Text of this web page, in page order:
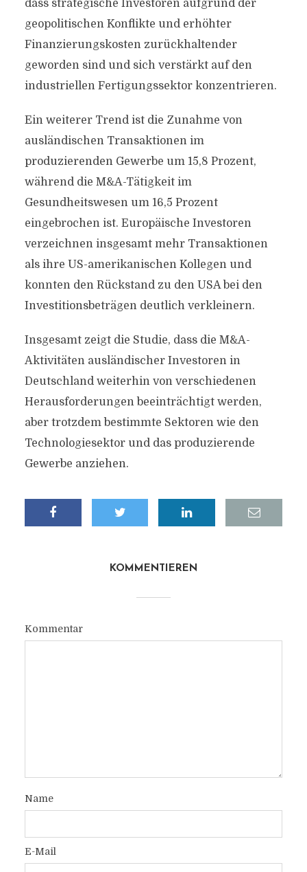
dass strategische Investoren aufgrund der
geopolitischen Konflikte und erhöhter
Finanzierungskosten zurückhaltender
geworden sind und sich verstärkt auf den
industriellen Fertigungssektor konzentrieren.
Ein weiterer Trend ist die Zunahme von
ausländischen Transaktionen im
produzierenden Gewerbe um 15,8 Prozent,
während die M&A-Tätigkeit im
Gesundheitswesen um 16,5 Prozent
eingebrochen ist. Europäische Investoren
verzeichnen insgesamt mehr Transaktionen
als ihre US-amerikanischen Kollegen und
konnten den Rückstand zu den USA bei den
Investitionsbeträgen deutlich verkleinern.
Insgesamt zeigt die Studie, dass die M&A-
Aktivitäten ausländischer Investoren in
Deutschland weiterhin von verschiedenen
Herausforderungen beeinträchtigt werden,
aber trotzdem bestimmte Sektoren wie den
Technologiesektor und das produzierende
Gewerbe anziehen.
KOMMENTIEREN
Kommentar
Name
E-Mail